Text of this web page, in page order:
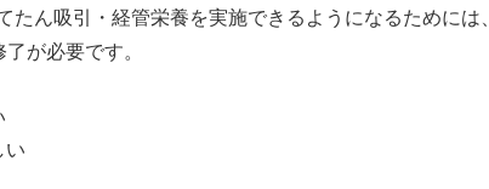
たん吸引・経管栄養を実施できるようになるためには、
が必要です。
い